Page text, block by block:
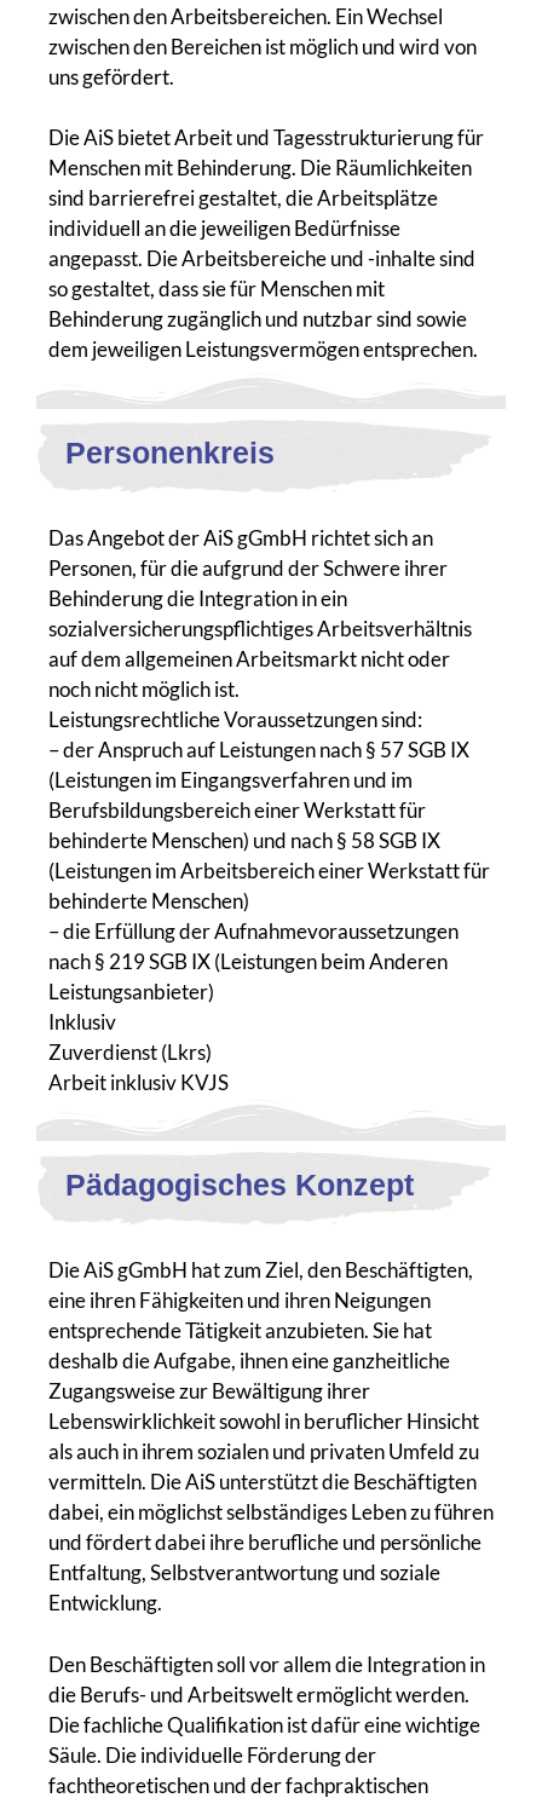
zwischen den Arbeitsbereichen. Ein Wechsel
zwischen den Bereichen ist möglich und wird von
uns gefördert.
Die AiS bietet Arbeit und Tagesstrukturierung für
Menschen mit Behinderung. Die Räumlichkeiten
sind barrierefrei gestaltet, die Arbeitsplätze
individuell an die jeweiligen Bedürfnisse
angepasst. Die Arbeitsbereiche und -inhalte sind
so gestaltet, dass sie für Menschen mit
Behinderung zugänglich und nutzbar sind sowie
dem jeweiligen Leistungsvermögen entsprechen.
Personenkreis
Das Angebot der AiS gGmbH richtet sich an
Personen, für die aufgrund der Schwere ihrer
Behinderung die Integration in ein
sozialversicherungspflichtiges Arbeitsverhältnis
auf dem allgemeinen Arbeitsmarkt nicht oder
noch nicht möglich ist.
Leistungsrechtliche Voraussetzungen sind:
– der Anspruch auf Leistungen nach § 57 SGB IX
(Leistungen im Eingangsverfahren und im
Berufsbildungsbereich einer Werkstatt für
behinderte Menschen) und nach § 58 SGB IX
(Leistungen im Arbeitsbereich einer Werkstatt für
behinderte Menschen)
– die Erfüllung der Aufnahmevoraussetzungen
nach § 219 SGB IX (Leistungen beim Anderen
Leistungsanbieter)
Inklusiv
Zuverdienst (Lkrs)
Arbeit inklusiv KVJS
Pädagogisches Konzept
Die AiS gGmbH hat zum Ziel, den Beschäftigten,
eine ihren Fähigkeiten und ihren Neigungen
entsprechende Tätigkeit anzubieten. Sie hat
deshalb die Aufgabe, ihnen eine ganzheitliche
Zugangsweise zur Bewältigung ihrer
Lebenswirklichkeit sowohl in beruflicher Hinsicht
als auch in ihrem sozialen und privaten Umfeld zu
vermitteln. Die AiS unterstützt die Beschäftigten
dabei, ein möglichst selbständiges Leben zu führen
und fördert dabei ihre berufliche und persönliche
Entfaltung, Selbstverantwortung und soziale
Entwicklung.
Den Beschäftigten soll vor allem die Integration in
die Berufs- und Arbeitswelt ermöglicht werden.
Die fachliche Qualifikation ist dafür eine wichtige
Säule. Die individuelle Förderung der
fachtheoretischen und der fachpraktischen